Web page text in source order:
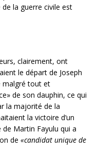
la guerre civile est
clairement, ont
le départ de Joseph
malgré tout et
de son dauphin, ce qui
la majorité de la
la victoire d’un
de Martin Fayulu qui a
de «candidat unique de